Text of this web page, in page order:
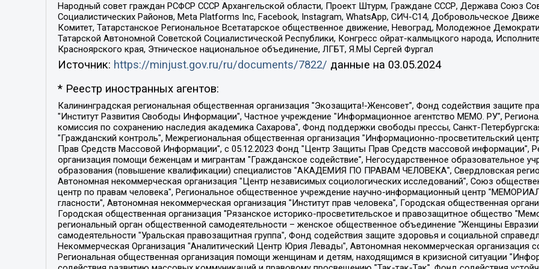
Народный совет граждан РСФСР СССР Архангельской области, Проект Штурм, Граждане СССР, Держава Союз
Социалистических Районов, Meta Platforms Inc, Facebook, Instagram, WhatsApp, СИЧ-С14, Добровольческое
Комитет, Татарстанское Региональное Всетатарское общественное движение, Невоград, Молодежное
Татарской Автономной Советской Социалистической Республики, Конгресс ойрат-калмыцкого народа,
Красноярского края, Этническое национальное объединение, ЛГБТ, Я.МЫ Сергей Фургал
Источник: https://minjust.gov.ru/ru/documents/7822/ данные на 03.05.2024
* Реестр иностранных агентов:
Калининградская региональная общественная организация "Экозащита!-Женсовет", Фонд содействия защите прав и свобод граждан "Общественный вердикт", Фонд "Институт Развития Свободы Информации", Частное учреждение "Информационное агентство МЕМО. РУ", Региональная общественная организация "Общественная комиссия по сохранению наследия академика Сахарова", Фонд поддержки свободы прессы, Санкт-Петербургская общественная правозащитная организация "Гражданский контроль", Межрегиональная общественная организация "Информационно-просветительский центр "Мемориал", Региональный Фонд "Центр Защиты Прав Средств Массовой Информации", с 05.12.2023 Фонд "Центр Защиты Прав Средств массовой информации", Региональная общественная благотворительная организация помощи беженцам и мигрантам "Гражданское содействие", Негосударственное образовательное учреждение дополнительного профессионального образования (повышение квалификации) специалистов "АКАДЕМИЯ ПО ПРАВАМ ЧЕЛОВЕКА", Свердловская региональная общественная организация "Сутяжник", Автономная некоммерческая организация "Центр независимых социологических исследований", Союз общественных объединений "Российский исследовательский центр по правам человека", Региональное общественное учреждение научно-информационный центр "МЕМОРИАЛ", Некоммерческая организация "Фонд защиты гласности", Автономная некоммерческая организация "Институт прав человека", Городская общественная организация "Екатеринбургское общество "МЕМОРИАЛ", Городская общественная организация "Рязанское историко-просветительское и правозащитное общество "Мемориал" (Рязанский Мемориал), Челябинский региональный орган общественной самодеятельности – женское общественное объединение "Женщины Евразии", Челябинский региональный орган общественной самодеятельности "Уральская правозащитная группа", Фонд содействия защите здоровья и социальной справедливости имени Андрея Рылькова, Автономная Некоммерческая Организация "Аналитический Центр Юрия Левады", Автономная некоммерческая организация социальной поддержки населения "Проект Апрель", Региональная общественная организация помощи женщинам и детям, находящимся в кризисной ситуации "Информационно-методический центр "Анна", Фонд содействия развитию массовых коммуникаций и правовому просвещению "Так-так-Так", Фонд содействия устойчивому развитию "Серебряная тайга", Свердловский региональный общественный фонд социальных проектов "Новое время", "Idel.Реалии", Кавказ.Реалии, Крым.Реалии, Телеканал Настоящее Время, Татаро-башкирская служба Радио Свобода (Azatliq Radiosi), Радио Свободная Европа/Радио Свобода (PCE/PC), "Сибирь.Реалии", "Фактограф", Благотворительный фонд помощи осужденным и их семьям, Автономная некоммерческая организация "Институт глобализации и социальных движений", Фонд "В защиту прав заключенных", Частное учреждение "Центр поддержки и содействия развитию средств массовой информации", Пензенский региональный общественный благотворительный фонд "Гражданский союз", "Север.Реалии", Некоммерческая организация Фонд "Правовая инициатива", Общество с ограниченной ответственностью "Радио Свободная Европа/Радио Свобода", Чешское информационное агентство "MEDIUM-ORIENT", Красноярская региональная общественная организация "Мы против СПИДа", Камалягин Денис Николаевич, Маркелов Сергей Евгеньевич, Пономарев Лев Александрович, Савицкая Людмила Алексеевна, Автономная некоммерческая организация "Центр по работе с проблемой насилия "НАСИЛИЮ.НЕТ", Межрегиональный профессиональный союз работников здравоохранения "Альянс врачей", Юридическое лицо, зарегистрированное в Латвийской Республике, SIA "Medusa Project" (регистрационный номер 40103797863, дата регистрации 10.06.2014), Некоммерческая организация "Фонд по борьбе с коррупцией", Автономная некоммерческая организация "Институт права и публичной политики", Баданин Роман Сергеевич, Гликин Максим Александрович, Железнова Мария Михайловна, Лукьянова Юлия Сергеевна, Маетная Елизавета Витальевна, Маняхин Петр Борисович, Чуракова Ольга Владимировна, Ярош Юлия Петровна, Юридическое лицо "The Insider SIA", зарегистрированное в Риге, Латвийская Республика (дата регистрации 26.06.2015), являющееся администратором доменного имени интернет-издания "The Insider SIA", https://theins.ru, Постернак Алексей Евгеньевич, Рубин Михаил Аркадьевич, Анин Роман Александрович, Юридическое лицо Istories fonds, зарегистрированное в Латвийской Республике (регистрационный номер 50008295751, дата регистрации 24.02.2020), Великовский Дмитрий Александрович, Долинина Ирина Николаевна, Мароховская Алеся Алексеевна, Шлейнов Роман Юрьевич, Шмагун Олеся Валентиновна, Общество с ограниченной ответственностью "Альтаир 2021", Общество с ограниченной ответственностью "Вега 2021", Общество с ограниченной ответственностью "Главный редактор 2021", Общество с ограниченной ответственностью "Ромашки монолит", Важенков Артем Валерьевич, Ивановская областная общественная организация "Центр гендерных исследований", Гурман Юрий Альбертович, Медиапроект "ОВД-Инфо", Егоров Владимир Владимирович, Жилинский Владимир Александрович, Общество с ограниченной ответственностью "ЗП", Иванова София Юрьевна, Карезина Инна Павловна, Кильтау Екатерина Викторовна, Петров Алексей Викторович, Пискунов Сергей Евгеньевич, Смирнов Сергей Сергеевич, Тихонов Михаил Сергеевич, Общество с ограниченной ответственностью "ЖУРНАЛИСТ-ИНОСТРАННЫЙ АГЕНТ", Арапова Галина Юрьевна, Вольтская Татьяна Анатольевна, Американская компания "Mason G.E.S. Anonymous Foundation" (США), являющаяся владельцем интернет-издания https://mnews.world/, Компания "Stichting Bellingcat", зарегистрированная в Нидерландах (дата регистрации 11.07.2018), Захаров Андрей Вячеславович, Клепиковская Екатерина Дмитриевна, Общество с ограниченной ответственностью "МЕМО", Перл Роман Александрович, Симонов Евгений Алексеевич, Соловьева Елена Анатольевна, Сотников Даниил Владимирович, Сурначева Елизавета Дмитриевна, Автономная некоммерческая организация по защите прав человека и информированию населения "Якутия – Наше Мнение", Общество с ограниченной ответственностью "Москоу диджитал медиа", с 26.01.2023 Общество с ограниченной ответственностью "Чайка Белые сады", Ветошкина Валерия Валерьевна, Заговора Максим Александрович, Межрегиональное общественное движение "Российская ЛГБТ - сеть", Оленичев Максим Владимирович, Павлов Иван Юрьевич, Скворцова Елена Сергеевна, Общество с ограниченной ответственностью "Как бы инагент", Кочетков Игорь Викторович, Общество с ограниченной ответственностью "Честные выборы", Еланчик Олег Александрович, Общество с ограниченной ответственностью "Нобелевский призыв", Гималова Регина Эмилевна, Григорьев Андрей Валерьевич, Григорьева Алина Александровна, Ассоциация по содействию защите прав призывников, альтернативнослужащих и военнослужащих "Правозащитная группа